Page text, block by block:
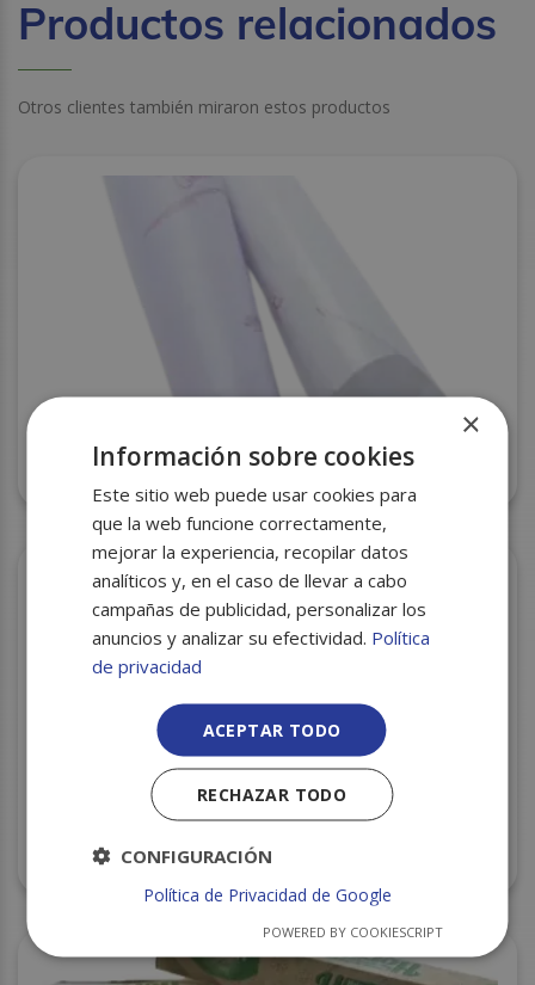
Productos relacionados
Otros clientes también miraron estos productos
PAPEL PARAFINADO R-70 27×38 80GR C/10
NEVAPLAST
RESMAS
×
Información sobre cookies
Este sitio web puede usar cookies para
que la web funcione correctamente,
mejorar la experiencia, recopilar datos
analíticos y, en el caso de llevar a cabo
campañas de publicidad, personalizar los
anuncios y analizar su efectividad. Política
de privacidad
ACEPTAR TODO
RECHAZAR TODO
CONFIGURACIÓN
Política de Privacidad de Google
POWERED BY COOKIESCRIPT